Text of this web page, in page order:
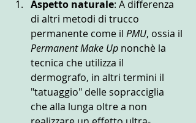
Aspetto naturale: A differenza
di altri metodi di trucco
permanente come il PMU, ossia il
Permanent Make Up nonchè la
tecnica che utilizza il
dermografo, in altri termini il
"tatuaggio" delle sopracciglia
che alla lunga oltre a non